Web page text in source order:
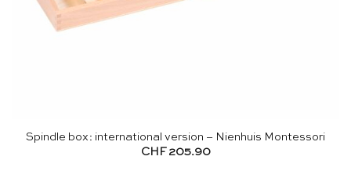
Spindle box: international version – Nienhuis Montessori
CHF 205.90